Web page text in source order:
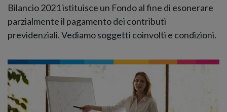
Bilancio 2021 istituisce un Fondo al fine di esonerare
parzialmente il pagamento dei contributi
previdenziali. Vediamo soggetti coinvolti e condizioni.